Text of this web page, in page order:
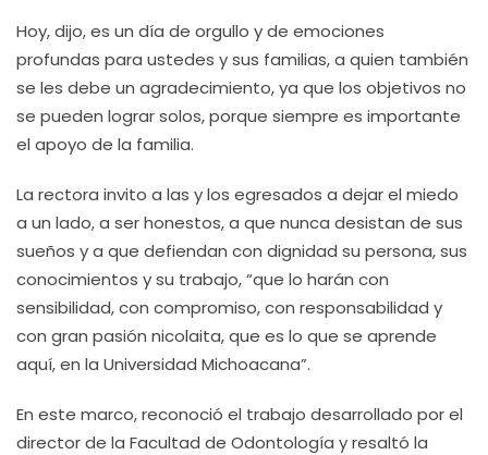
Hoy, dijo, es un día de orgullo y de emociones
profundas para ustedes y sus familias, a quien también
se les debe un agradecimiento, ya que los objetivos no
se pueden lograr solos, porque siempre es importante
el apoyo de la familia.
La rectora invito a las y los egresados a dejar el miedo
a un lado, a ser honestos, a que nunca desistan de sus
sueños y a que defiendan con dignidad su persona, sus
conocimientos y su trabajo, “que lo harán con
sensibilidad, con compromiso, con responsabilidad y
con gran pasión nicolaita, que es lo que se aprende
aquí, en la Universidad Michoacana”.
En este marco, reconoció el trabajo desarrollado por el
director de la Facultad de Odontología y resaltó la